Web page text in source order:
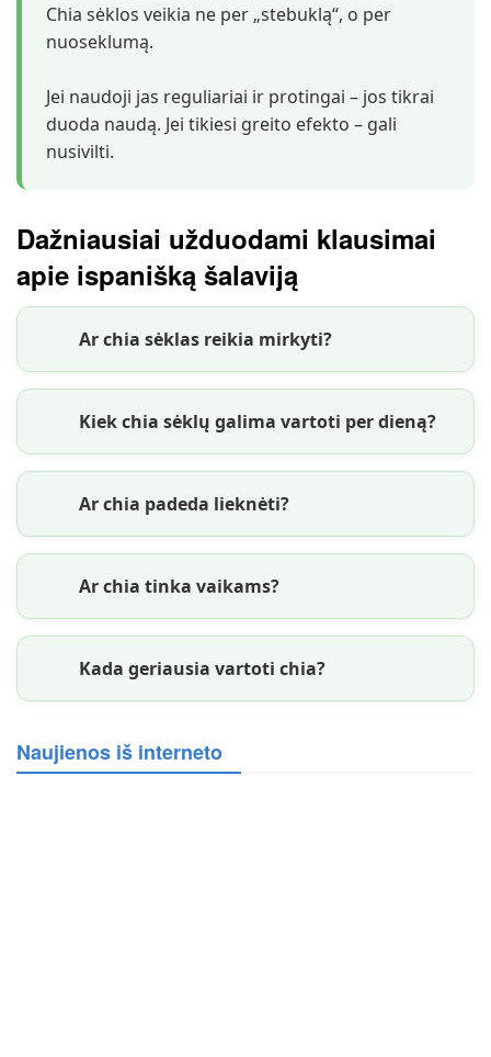
Chia sėklos veikia ne per „stebuklą“, o per
nuoseklumą.
Jei naudoji jas reguliariai ir protingai – jos tikrai
duoda naudą. Jei tikiesi greito efekto – gali
nusivilti.
Dažniausiai užduodami klausimai
apie ispanišką šalaviją
Ar chia sėklas reikia mirkyti?
Kiek chia sėklų galima vartoti per dieną?
Ar chia padeda lieknėti?
Ar chia tinka vaikams?
Kada geriausia vartoti chia?
Naujienos iš interneto